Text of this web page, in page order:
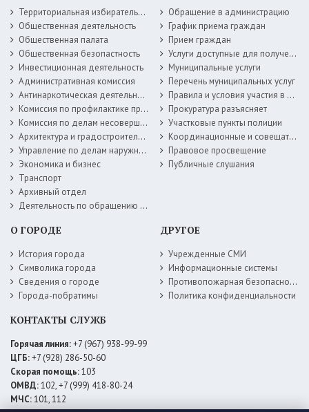
Территориальная избирательная комиссия
Общественная деятельность
Общественная палата
Общественная безопастность
Инвестиционная деятельность
Административная комиссия
Антинаркотическая деятельность
Комиссия по профилактике правонарушений
Комиссия по делам несовершеннолетних
Архитектура и градостроительство
Управление по делам наружной рекламы
Экономика и бизнес
Транспорт
Архивный отдел
Деятельность по обращению с животными без владельцев
Обращение в администрацию
График приема граждан
Прием граждан
Услуги доступные для получения в электронной форме
Муниципальные услуги
Перечень муниципальных услуг
Правила и условия участия в жилищных программах
Прокуратура разъясняет
Участковые пункты полиции
Координационные и совещательные органы
Правовое просвещение
Публичные слушания
О ГОРОДЕ
История города
Символика города
Сведения о городе
Города-побратимы
ДРУГОЕ
Учрежденные СМИ
Информационные системы
Противопожарная безопасность
Политика конфиденциальности
КОНТАКТЫ СЛУЖБ
Горячая линия:+7 (967) 938-99-99
ЦГБ:+7 (928) 286-50-60
Скорая помощь:103
ОМВД:102, +7 (999) 418-80-24
МЧС:101, 112